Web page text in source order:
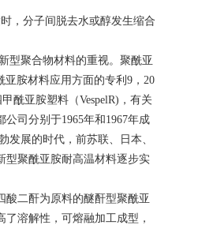
，分子间脱去水或醇发生缩合
型聚合物材料的重视。聚酰亚
亚胺材料应用方面的专利9，20
酰亚胺塑料（VespelR)，有关
司分别于1965年和1967年成
展的时代，前苏联、日本、
型聚酰亚胺耐高温材料逐步实
酸二酐为原料的醚酐型聚酰亚
溶解性，可熔融加工成型，